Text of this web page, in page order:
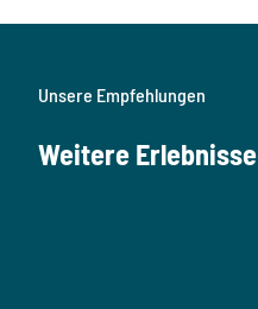
Unsere Empfehlungen
Weitere Erlebnisse